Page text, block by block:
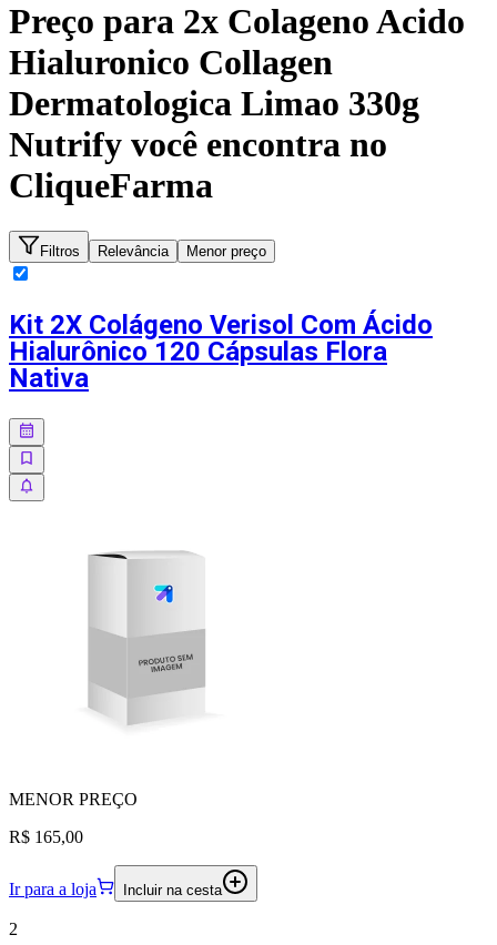
Preço para 2x Colageno Acido
Hialuronico Collagen
Dermatologica Limao 330g
Nutrify você encontra no
CliqueFarma
Filtros Relevância Menor preço
Kit 2X Colágeno Verisol Com Ácido
Hialurônico 120 Cápsulas Flora
Nativa
MENOR PREÇO
R$ 165,00
Ir para a loja Incluir na cesta
2